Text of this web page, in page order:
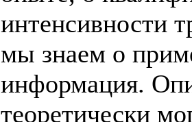
интенсивности
мы знаем о
информация.
теоретически